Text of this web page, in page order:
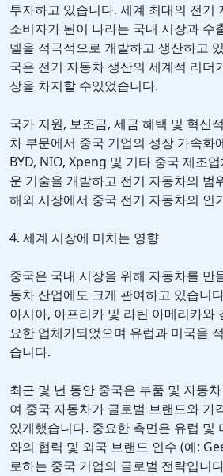
투자하고 있습니다. 세계 최대의 전기
소비자가 된이 나라는 국내 시장과 수
델을 적극적으로 개발하고 생산하고
국은 전기 자동차 생산의 세계적 리더
상을 차지할 수있었습니다.
국가 지원, 보조금, 세금 혜택 및 혁신
차 부문에서 중국 기업의 성장 가속화
BYD, NIO, Xpeng 및 기타 중국 제조
운 기술을 개발하고 전기 자동차의 범
해외 시장에서 중국 전기 자동차의 인
4. 세계 시장에 미치는 영향
중국은 국내 시장을 위해 자동차를 만
동차 산업에도 크게 관여하고 있습니
아시아, 아프리카 및 라틴 아메리카와
요한 업체가되었으며 유럽과 미국을
습니다.
최근 몇 년 동안 중국은 부품 및 자동
여 중국 자동차가 글로벌 브랜드와 가
있게했습니다. 중요한 측면은 유럽 및
와의 협력 및 외국 브랜드 인수 (예:
로하는 중국 기업의 글로벌 전략입니